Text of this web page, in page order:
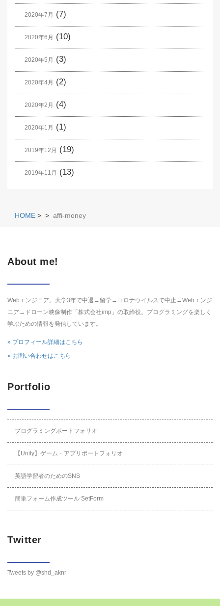
2020年7月 (7)
2020年6月 (10)
2020年5月 (3)
2020年4月 (2)
2020年2月 (4)
2020年1月 (1)
2019年12月 (19)
2019年11月 (13)
HOME > > affi-money
About me!
Webエンジニア。大学3年で中退→留学→コロナウイルスで中止→Webエンジ
ニア→ドローン映像制作「株式会社imp」の取締役。プログラミングを楽しく
学ぶための情報を発信しています。
» プロフィール詳細はこちら
» お問い合わせはこちら
Portfolio
プログラミングポートフォリオ
【Unity】ゲーム・アプリポートフォリオ
英語学習者のためのSNS
簡単フォーム作成ツール SetForm
Twitter
Tweets by @shd_aknr